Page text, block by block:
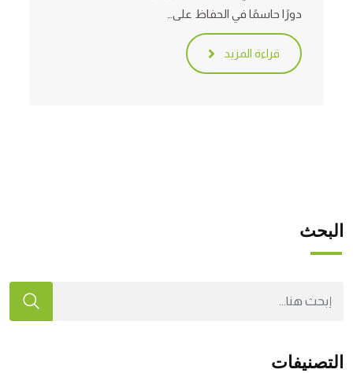
دورًا حاسمًا في الحفاظ على…
قراءة المزيد
البحث
التصنيفات